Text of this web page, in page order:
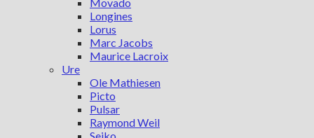
Longines
Lorus
Marc Jacobs
Maurice Lacroix
Ure
Ole Mathiesen
Picto
Pulsar
Raymond Weil